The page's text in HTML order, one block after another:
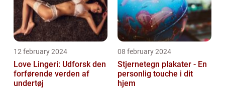
12 february 2024
Love Lingeri: Udforsk den
forførende verden af
undertøj
08 february 2024
Stjernetegn plakater - En
personlig touche i dit
hjem